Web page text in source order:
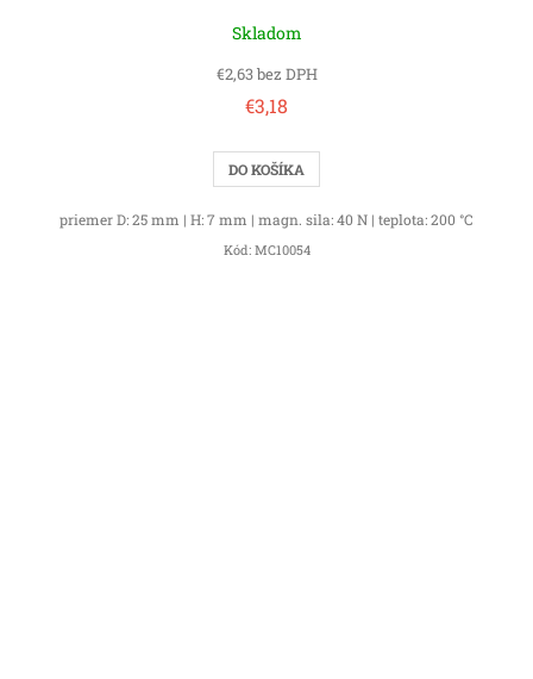
Skladom
€2,63 bez DPH
€3,18
DO KOŠÍKA
priemer D: 25 mm | H: 7 mm | magn. sila: 40 N | teplota: 200 °C
Kód: MC10054